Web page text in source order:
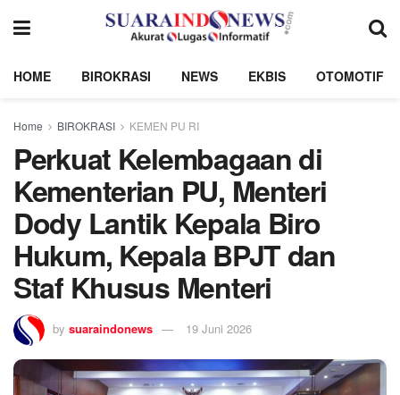
HOME BIROKRASI NEWS EKBIS OTOMOTIF
Home BIROKRASI KEMEN PU RI
Perkuat Kelembagaan di
Kementerian PU, Menteri
Dody Lantik Kepala Biro
Hukum, Kepala BPJT dan
Staf Khusus Menteri
by suaraindonews 19 Juni 2026